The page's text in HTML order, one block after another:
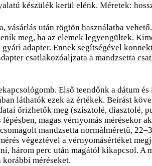
készülék kerül elénk. Méretek:
után rögtön használatba
meg, ha az elemek legyengültek.
adapter. Ennek segítségével
csatlakozóaljzata a mandzsetta
Első teendőnk a dátum
láthatók ezek az értékek. Beírást
őrizhetők meg (szisztolé, diasztolé,
magas vérnyomás mérésekor
mandzsetta normálméretű,
végeztével a vérnyomásértéket
három perc után magától kikapcsol.
méréseket.